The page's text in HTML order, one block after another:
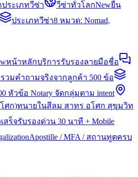
ระเภทวีซ่า วีซ่าทั่วโลกNewยื่น
ประเภทวีซ่า8 หมวด: Nomad,
หน้าหลักบริการรับรองลายมือชื่อ
รวมคำถามจริงจากลูกค้า 500 ข้อ
หัวข้อ Notary จัดกลุ่มตาม intent
ศก)ทนายในสีลม สาทร อโศก สุขุมวิท
สร็จรับรองด่วน 30 นาที + Mobile
Apostille / MFA / สถานทูตครบ